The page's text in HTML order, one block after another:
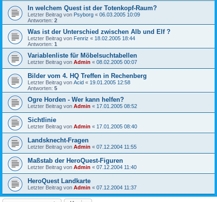
In welchem Quest ist der Totenkopf-Raum?
Letzter Beitrag von Psyborg « 06.03.2005 10:09
Antworten: 2
Was ist der Unterschied zwischen Alb und Elf ?
Letzter Beitrag von Fenriz « 18.02.2005 18:44
Antworten: 1
Variablenliste für Möbelsuchtabellen
Letzter Beitrag von Admin « 08.02.2005 00:07
Bilder vom 4. HQ Treffen in Rechenberg
Letzter Beitrag von Acid « 19.01.2005 12:58
Antworten: 5
Ogre Horden - Wer kann helfen?
Letzter Beitrag von Admin « 17.01.2005 08:52
Sichtlinie
Letzter Beitrag von Admin « 17.01.2005 08:40
Landsknecht-Fragen
Letzter Beitrag von Admin « 07.12.2004 11:55
Maßstab der HeroQuest-Figuren
Letzter Beitrag von Admin « 07.12.2004 11:40
HeroQuest Landkarte
Letzter Beitrag von Admin « 07.12.2004 11:37